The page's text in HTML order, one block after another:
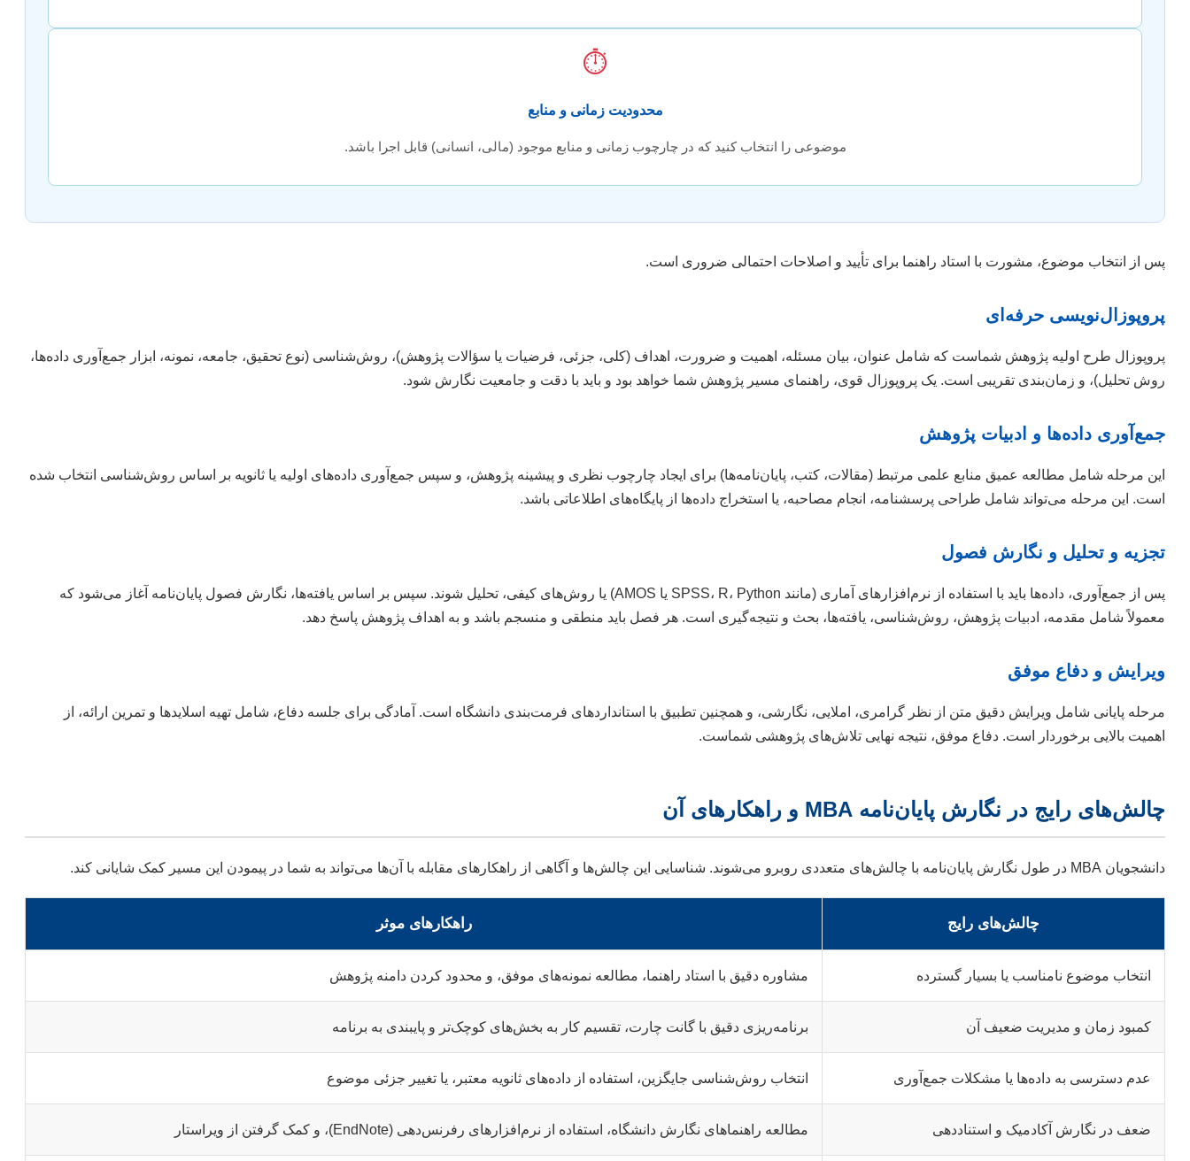
⏱️
محدودیت زمانی و منابع
موضوعی را انتخاب کنید که در چارچوب زمانی و منابع موجود (مالی، انسانی) قابل اجرا باشد.
پس از انتخاب موضوع، مشورت با استاد راهنما برای تأیید و اصلاحات احتمالی ضروری است.
پروپوزال‌نویسی حرفه‌ای
پروپوزال طرح اولیه پژوهش شماست که شامل عنوان، بیان مسئله، اهمیت و ضرورت، اهداف (کلی، جزئی، فرضیات یا سؤالات پژوهش)، روش‌شناسی (نوع تحقیق، جامعه، نمونه، ابزار جمع‌آوری داده‌ها،
روش تحلیل)، و زمان‌بندی تقریبی است. یک پروپوزال قوی، راهنمای مسیر پژوهش شما خواهد بود و باید با دقت و جامعیت نگارش شود.
جمع‌آوری داده‌ها و ادبیات پژوهش
این مرحله شامل مطالعه عمیق منابع علمی مرتبط (مقالات، کتب، پایان‌نامه‌ها) برای ایجاد چارچوب نظری و پیشینه پژوهش، و سپس جمع‌آوری داده‌های اولیه یا ثانویه بر اساس روش‌شناسی انتخاب شده
است. این مرحله می‌تواند شامل طراحی پرسشنامه، انجام مصاحبه، یا استخراج داده‌ها از پایگاه‌های اطلاعاتی باشد.
تجزیه و تحلیل و نگارش فصول
پس از جمع‌آوری، داده‌ها باید با استفاده از نرم‌افزارهای آماری (مانند SPSS، R، Python یا AMOS) یا روش‌های کیفی، تحلیل شوند. سپس بر اساس یافته‌ها، نگارش فصول پایان‌نامه آغاز می‌شود که
معمولاً شامل مقدمه، ادبیات پژوهش، روش‌شناسی، یافته‌ها، بحث و نتیجه‌گیری است. هر فصل باید منطقی و منسجم باشد و به اهداف پژوهش پاسخ دهد.
ویرایش و دفاع موفق
مرحله پایانی شامل ویرایش دقیق متن از نظر گرامری، املایی، نگارشی، و همچنین تطبیق با استانداردهای فرمت‌بندی دانشگاه است. آمادگی برای جلسه دفاع، شامل تهیه اسلایدها و تمرین ارائه، از
اهمیت بالایی برخوردار است. دفاع موفق، نتیجه نهایی تلاش‌های پژوهشی شماست.
چالش‌های رایج در نگارش پایان‌نامه MBA و راهکارهای آن
دانشجویان MBA در طول نگارش پایان‌نامه با چالش‌های متعددی روبرو می‌شوند. شناسایی این چالش‌ها و آگاهی از راهکارهای مقابله با آن‌ها می‌تواند به شما در پیمودن این مسیر کمک شایانی کند.
چالش‌های رایج راهکارهای موثر
انتخاب موضوع نامناسب یا بسیار گسترده مشاوره دقیق با استاد راهنما، مطالعه نمونه‌های موفق، و محدود کردن دامنه پژوهش
کمبود زمان و مدیریت ضعیف آن برنامه‌ریزی دقیق با گانت چارت، تقسیم کار به بخش‌های کوچک‌تر و پایبندی به برنامه
عدم دسترسی به داده‌ها یا مشکلات جمع‌آوری انتخاب روش‌شناسی جایگزین، استفاده از داده‌های ثانویه معتبر، یا تغییر جزئی موضوع
ضعف در نگارش آکادمیک و استناددهی مطالعه راهنماهای نگارش دانشگاه، استفاده از نرم‌افزارهای رفرنس‌دهی (EndNote)، و کمک گرفتن از ویراستار